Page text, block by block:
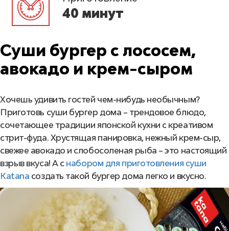
40 минут
Суши бургер с лососем,
авокадо и крем-сыром
Хочешь удивить гостей чем-нибудь необычным?
Приготовь суши бургер дома – трендовое блюдо,
сочетающее традиции японской кухни с креативом
стрит-фуда. Хрустящая панировка, нежный крем-сыр,
свежее авокадо и слобосоленая рыба – это настоящий
взрыв вкуса! А с набором для приготовления суши
Katana создать такой бургер дома легко и вкусно.